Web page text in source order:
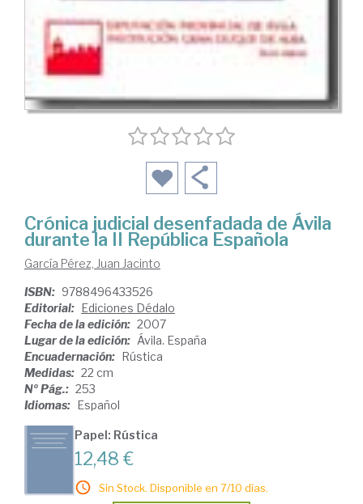
Crónica judicial desenfadada de Ávila
durante la II República Española
García Pérez, Juan Jacinto
ISBN: 9788496433526
Editorial: Ediciones Dédalo
Fecha de la edición: 2007
Lugar de la edición: Ávila. España
Encuadernación: Rústica
Medidas: 22 cm
Nº Pág.: 253
Idiomas: Español
Papel: Rústica
12,48 €
Sin Stock. Disponible en 7/10 días.